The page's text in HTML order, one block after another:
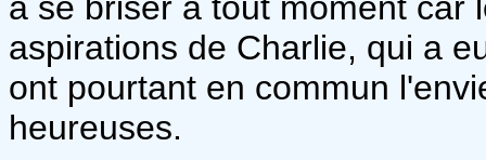
aspirations de Charlie, qui a
ont pourtant en commun
heureuses.